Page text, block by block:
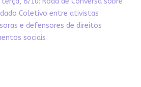
Coletivo entre ativistas
e defensores de direitos
sociais